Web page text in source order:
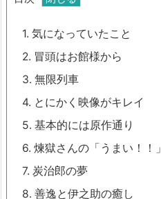
1. 気になっていたこと
2. 冒頭はお館様から
3. 無限列車
4. とにかく映像がキレイ
5. 基本的には原作通り
6. 煉獄さんの「うまい！！」
7. 炭治郎の夢
8. 善逸と伊之助の癒し